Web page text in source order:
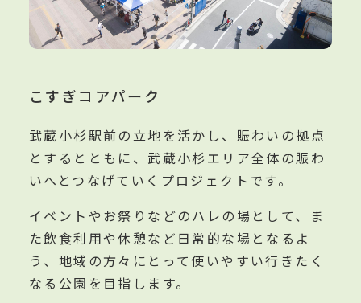
こすぎコアパーク
武蔵小杉駅前の立地を活かし、賑わいの拠点
とするとともに、武蔵小杉エリア全体の賑わ
いへとつなげていくプロジェクトです。
イベントやお祭りなどのハレの場として、ま
た飲食利用や休憩など日常的な場となるよ
う、地域の方々にとって使いやすい行きたく
なる公園を目指します。